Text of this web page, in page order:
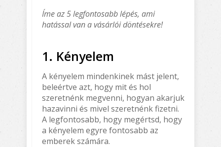
Íme az 5 legfontosabb lépés, ami
hatással van a vásárlói döntésekre!
1. Kényelem
A kényelem mindenkinek mást jelent,
beleértve azt, hogy mit és hol
szeretnénk megvenni, hogyan akarjuk
hazavinni és mivel szeretnénk fizetni.
A legfontosabb, hogy megértsd, hogy
a kényelem egyre fontosabb az
emberek számára.